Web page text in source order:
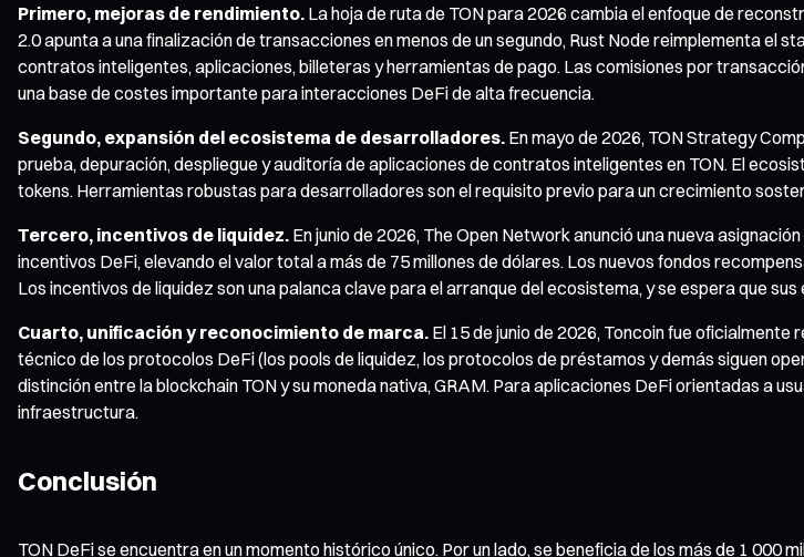
Primero, mejoras de rendimiento. La hoja de ruta de TON para 2026 cambia el enfoque de
2.0 apunta a una finalización de transacciones en menos de un segundo, Rust Node reimplementa
contratos inteligentes, aplicaciones, billeteras y herramientas de pago. Las comisiones por
una base de costes importante para interacciones DeFi de alta frecuencia.
Segundo, expansión del ecosistema de desarrolladores. En mayo de 2026, TON Strategy
prueba, depuración, despliegue y auditoría de aplicaciones de contratos inteligentes en TON. El
tokens. Herramientas robustas para desarrolladores son el requisito previo para un crecimiento
Tercero, incentivos de liquidez. En junio de 2026, The Open Network anunció una nueva
incentivos DeFi, elevando el valor total a más de 75 millones de dólares. Los nuevos fondos
Los incentivos de liquidez son una palanca clave para el arranque del ecosistema, y se espera que
Cuarto, unificación y reconocimiento de marca. El 15 de junio de 2026, Toncoin fue
técnico de los protocolos DeFi (los pools de liquidez, los protocolos de préstamos y demás siguen
distinción entre la blockchain TON y su moneda nativa, GRAM. Para aplicaciones DeFi orientadas a
infraestructura.
Conclusión
TON DeFi se encuentra en un momento histórico único. Por un lado, se beneficia de los más de 1 000